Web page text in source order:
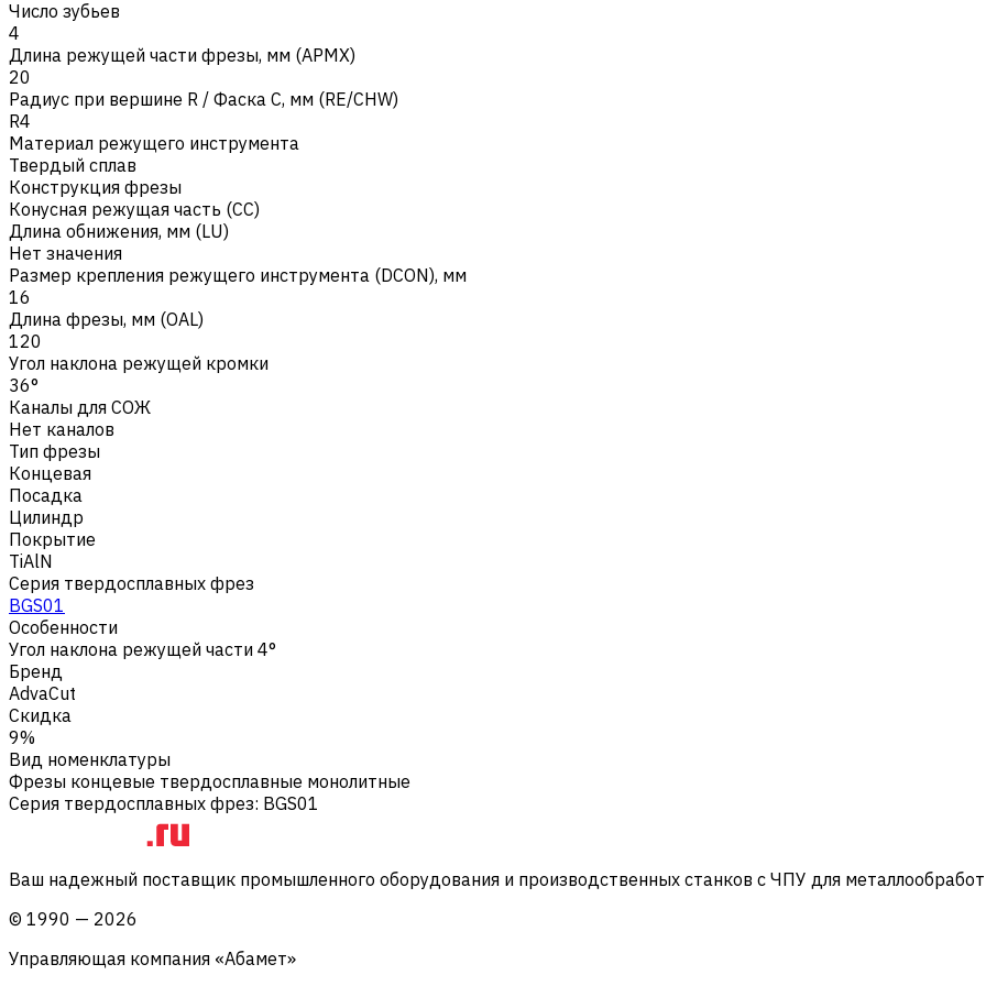
Число зубьев
4
Длина режущей части фрезы, мм (APMX)
20
Радиус при вершине R / Фаска C, мм (RE/CHW)
R4
Материал режущего инструмента
Твердый сплав
Конструкция фрезы
Конусная режущая часть (CC)
Длина обнижения, мм (LU)
Нет значения
Размер крепления режущего инструмента (DCON), мм
16
Длина фрезы, мм (OAL)
120
Угол наклона режущей кромки
36°
Каналы для СОЖ
Нет каналов
Тип фрезы
Концевая
Посадка
Цилиндр
Покрытие
TiAlN
Серия твердосплавных фрез
BGS01
Особенности
Угол наклона режущей части 4°
Бренд
AdvaCut
Скидка
9%
Вид номенклатуры
Фрезы концевые твердосплавные монолитные
Серия твердосплавных фрез: BGS01
Ваш надежный поставщик промышленного оборудования и производственных станков с ЧПУ для
© 1990 — 2026
Управляющая компания «Абамет»